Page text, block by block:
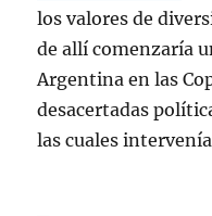
los valores de
de allí comenzaría
Argentina en las
desacertadas
las cuales